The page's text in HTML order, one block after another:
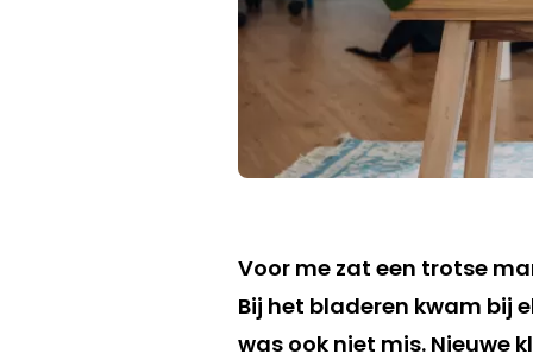
Voor me zat een trotse
Bij het bladeren kwam bij
was ook niet mis. Nieuwe